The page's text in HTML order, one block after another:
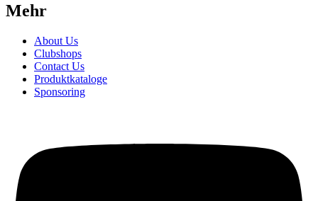
Mehr
About Us
Clubshops
Contact Us
Produktkataloge
Sponsoring